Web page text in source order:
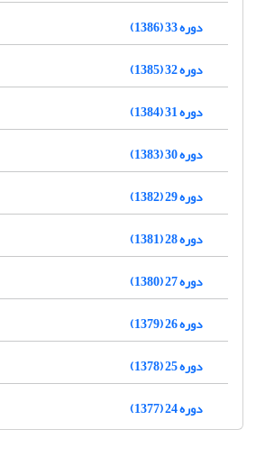
دوره 33 (1386)
دوره 32 (1385)
دوره 31 (1384)
دوره 30 (1383)
دوره 29 (1382)
دوره 28 (1381)
دوره 27 (1380)
دوره 26 (1379)
دوره 25 (1378)
دوره 24 (1377)